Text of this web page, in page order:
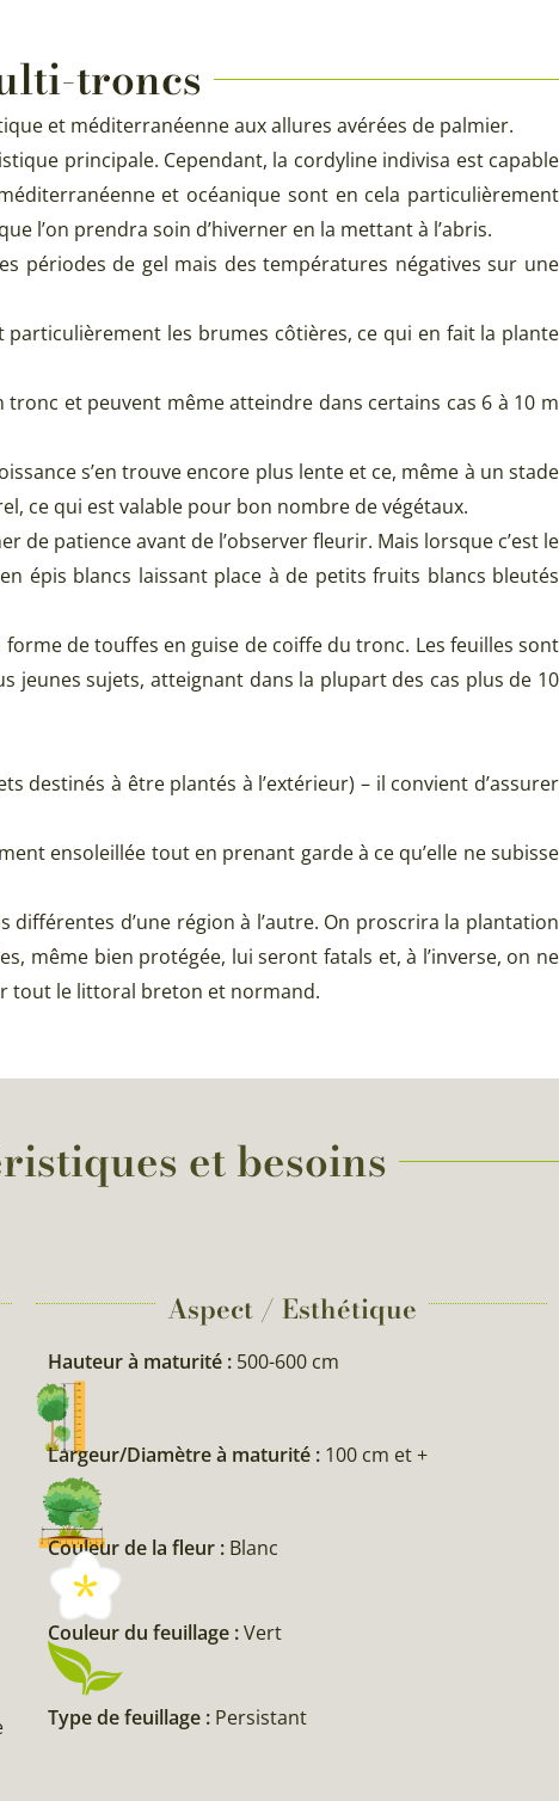
troncs
et méditerranéenne aux allures avérées de palmier.
principale. Cependant, la cordyline indivisa est capable
et océanique sont en cela particulièrement
l’on prendra soin d’hiverner en la mettant à l’abris.
périodes de gel mais des températures négatives sur une
les brumes côtières, ce qui en fait la plante
et peuvent même atteindre dans certains cas 6 à 10 m
s’en trouve encore plus lente et ce, même à un stade
ce qui est valable pour bon nombre de végétaux.
patience avant de l’observer fleurir. Mais lorsque c’est le
épis blancs laissant place à de petits fruits blancs bleutés
de touffes en guise de coiffe du tronc. Les feuilles sont
jeunes sujets, atteignant dans la plupart des cas plus de 10
destinés à être plantés à l’extérieur) – il convient d’assurer
ensoleillée tout en prenant garde à ce qu’elle ne subisse
d’une région à l’autre. On proscrira la plantation
même bien protégée, lui seront fatals et, à l’inverse, on ne
tout le littoral breton et normand.
et besoins
Aspect / Esthétique
Hauteur à maturité : 500-600 cm
Largeur/Diamètre à maturité : 100 cm et +
Couleur de la fleur : Blanc
Couleur du feuillage :Vert
Type de feuillage : Persistant